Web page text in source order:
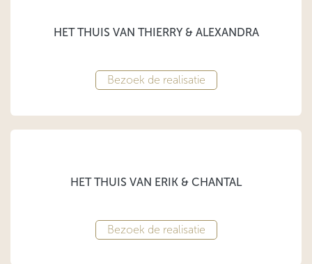
HET THUIS VAN THIERRY & ALEXANDRA
Bezoek de realisatie
HET THUIS VAN ERIK & CHANTAL
Bezoek de realisatie